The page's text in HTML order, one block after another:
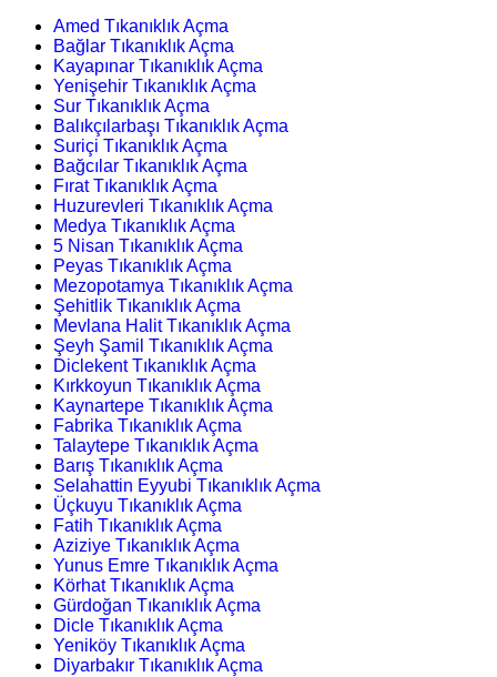
Amed Tıkanıklık Açma
Bağlar Tıkanıklık Açma
Kayapınar Tıkanıklık Açma
Yenişehir Tıkanıklık Açma
Sur Tıkanıklık Açma
Balıkçılarbaşı Tıkanıklık Açma
Suriçi Tıkanıklık Açma
Bağcılar Tıkanıklık Açma
Fırat Tıkanıklık Açma
Huzurevleri Tıkanıklık Açma
Medya Tıkanıklık Açma
5 Nisan Tıkanıklık Açma
Peyas Tıkanıklık Açma
Mezopotamya Tıkanıklık Açma
Şehitlik Tıkanıklık Açma
Mevlana Halit Tıkanıklık Açma
Şeyh Şamil Tıkanıklık Açma
Diclekent Tıkanıklık Açma
Kırkkoyun Tıkanıklık Açma
Kaynartepe Tıkanıklık Açma
Fabrika Tıkanıklık Açma
Talaytepe Tıkanıklık Açma
Barış Tıkanıklık Açma
Selahattin Eyyubi Tıkanıklık Açma
Üçkuyu Tıkanıklık Açma
Fatih Tıkanıklık Açma
Aziziye Tıkanıklık Açma
Yunus Emre Tıkanıklık Açma
Körhat Tıkanıklık Açma
Gürdoğan Tıkanıklık Açma
Dicle Tıkanıklık Açma
Yeniköy Tıkanıklık Açma
Diyarbakır Tıkanıklık Açma